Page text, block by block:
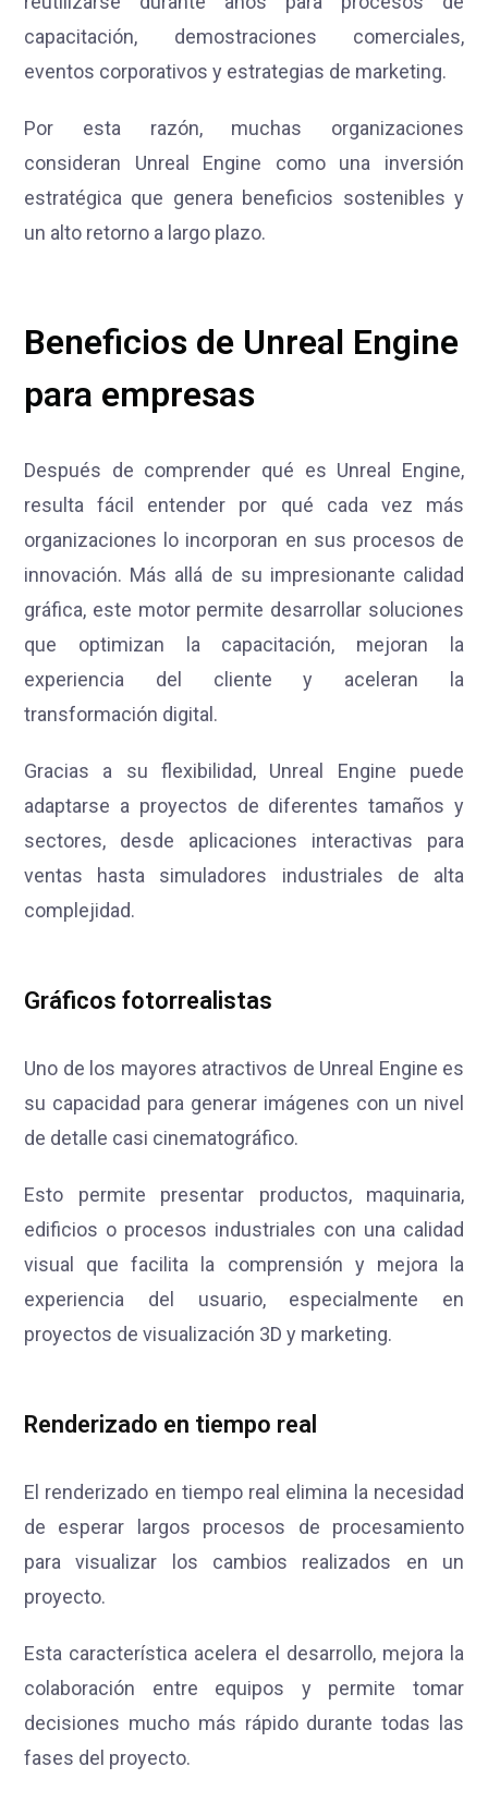
capacitación, demostraciones comerciales,
eventos corporativos y estrategias de marketing.
Por esta razón, muchas organizaciones
consideran Unreal Engine como una inversión
estratégica que genera beneficios sostenibles y
un alto retorno a largo plazo.
Beneficios de Unreal Engine
para empresas
Después de comprender qué es Unreal Engine,
resulta fácil entender por qué cada vez más
organizaciones lo incorporan en sus procesos de
innovación. Más allá de su impresionante calidad
gráfica, este motor permite desarrollar soluciones
que optimizan la capacitación, mejoran la
experiencia del cliente y aceleran la
transformación digital.
Gracias a su flexibilidad, Unreal Engine puede
adaptarse a proyectos de diferentes tamaños y
sectores, desde aplicaciones interactivas para
ventas hasta simuladores industriales de alta
complejidad.
Gráficos fotorrealistas
Uno de los mayores atractivos de Unreal Engine es
su capacidad para generar imágenes con un nivel
de detalle casi cinematográfico.
Esto permite presentar productos, maquinaria,
edificios o procesos industriales con una calidad
visual que facilita la comprensión y mejora la
experiencia del usuario, especialmente en
proyectos de visualización 3D y marketing.
Renderizado en tiempo real
El renderizado en tiempo real elimina la necesidad
de esperar largos procesos de procesamiento
para visualizar los cambios realizados en un
proyecto.
Esta característica acelera el desarrollo, mejora la
colaboración entre equipos y permite tomar
decisiones mucho más rápido durante todas las
fases del proyecto.